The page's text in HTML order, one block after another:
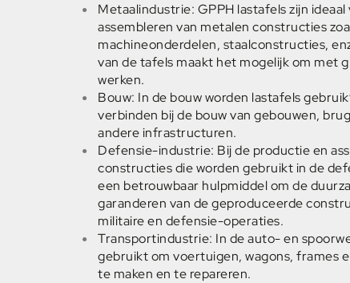
Metaalindustrie: GPPH lastafels zijn
assembleren van metalen constructies
machineonderdelen, staalconstructies,
van de tafels maakt het mogelijk om met
werken.
Bouw: In de bouw worden lastafels
verbinden bij de bouw van gebouwen,
andere infrastructuren.
Defensie-industrie: Bij de productie en
constructies die worden gebruikt in de
een betrouwbaar hulpmiddel om de
garanderen van de geproduceerde
militaire en defensie-operaties.
Transportindustrie: In de auto- en
gebruikt om voertuigen, wagons, frames
te maken en te repareren.